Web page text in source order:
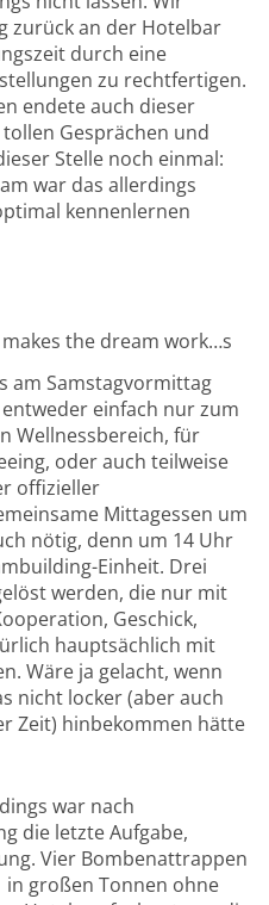
zurück an der Hotelbar
durch eine
zu rechtfertigen.
endete auch dieser
Gesprächen und
Stelle noch einmal:
war das allerdings
kennenlernen
makes the dream work…s
am Samstagvormittag
einfach nur zum
Wellnessbereich, für
oder auch teilweise
offizieller
Mittagessen um
nötig, denn um 14 Uhr
Einheit. Drei
werden, die nur mit
Geschick,
hauptsächlich mit
Wäre ja gelacht, wenn
nicht locker (aber auch
Zeit) hinbekommen hätte
war nach
die letzte Aufgabe,
Vier Bombenattrappen
großen Tonnen ohne